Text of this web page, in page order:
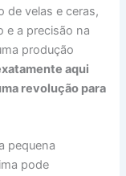
de velas e ceras,
e a precisão na
produção
aqui
revolução para
pequena
pode